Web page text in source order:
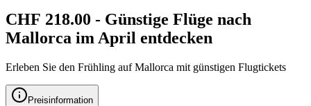
CHF 218.00 - Günstige Flüge nach
Mallorca im April entdecken
Erleben Sie den Frühling auf Mallorca mit günstigen Flugtickets
Preisinformation